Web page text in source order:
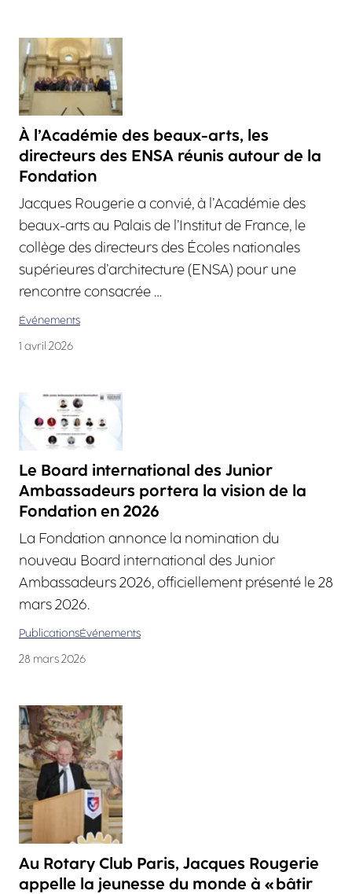
À l’Académie des beaux-arts, les
directeurs des ENSA réunis autour de la
Fondation
Jacques Rougerie a convié, à l’Académie des
beaux-arts au Palais de l’Institut de France, le
collège des directeurs des Écoles nationales
supérieures d’architecture (ENSA) pour une
rencontre consacrée …
Événements
1 avril 2026
Le Board international des Junior
Ambassadeurs portera la vision de la
Fondation en 2026
La Fondation annonce la nomination du
nouveau Board international des Junior
Ambassadeurs 2026, officiellement présenté le 28
mars 2026.
PublicationsÉvénements
28 mars 2026
Au Rotary Club Paris, Jacques Rougerie
appelle la jeunesse du monde à « bâtir